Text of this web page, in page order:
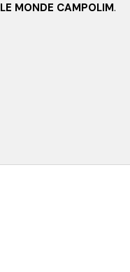
LE MONDE CAMPOLIM.